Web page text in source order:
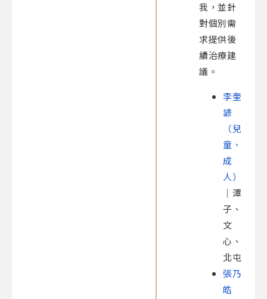
我，並針
對個別需
求提供後
續治療建
議。
李奎
諺
（兒
童、
成
人）
｜潭
子、
文
心、
北屯
張乃
皓